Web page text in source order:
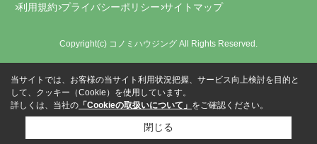
利用規約 プライバシーポリシー サイトマップ
Copyright(c) コノミハウジング All Rights Reserved.
当サイトでは、お客様の当サイト利用状況把握、サービス向上検討を目的と
して、クッキー（Cookie）を使用しています。
詳しくは、当社の 「Cookieの取扱いについて」 をご確認ください。
閉じる